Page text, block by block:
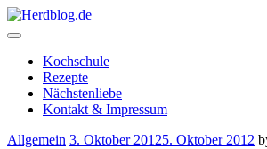
Skip
to
Herdblog.de
Kochschule
Rezepte
Nächstenliebe
Kontakt & Impressum
Allgemein 3. Oktober 20125. Oktober 2012